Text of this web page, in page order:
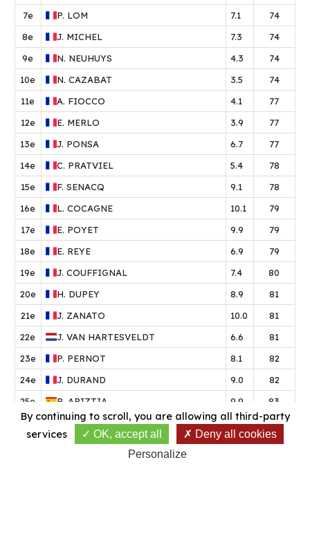
7e
P. LOM 7.1
74
8e
J. MICHEL 7.3
74
9e
N. NEUHUYS 4.3
74
10e
N. CAZABAT 3.5
74
11e
A. FIOCCO 4.1
77
12e
E. MERLO 3.9
77
13e
J. PONSA 6.7
77
14e
C. PRATVIEL 5.4
78
15e
F. SENACQ 9.1
78
16e
L. COCAGNE 10.1
79
17e
E. POYET 9.9
79
18e
E. REYE 6.9
79
19e
J. COUFFIGNAL 7.4
80
20e
H. DUPEY 8.9
81
21e
J. ZANATO 10.0
81
22e
J. VAN HARTESVELDT 6.6
81
23e
P. PERNOT 8.1
82
24e
J. DURAND 9.0
82
25e
R. ARIZTIA 9.9
83
26e
R. RODRIGUEZ 9.4
83
GASNE 7.2
84
By continuing to scroll, you are allowing all third-party
services
OK, accept all
Deny all cookies
Personalize